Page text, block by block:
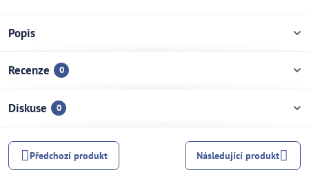
Popis
Recenze 0
Diskuse 0
Předchozí produkt Následující produkt